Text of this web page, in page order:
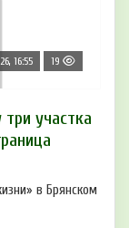
16:55 19
участка
в Брянском